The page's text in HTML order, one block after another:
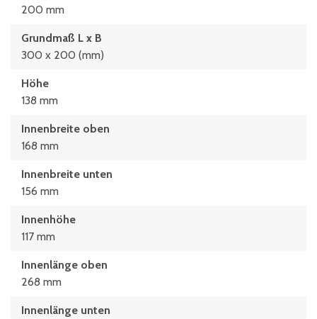
200 mm
Grundmaß L x B
300 x 200 (mm)
Höhe
138 mm
Innenbreite oben
168 mm
Innenbreite unten
156 mm
Innenhöhe
117 mm
Innenlänge oben
268 mm
Innenlänge unten